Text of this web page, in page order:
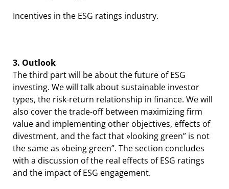
Incentives in the ESG ratings industry.
3. Outlook
The third part will be about the future of ESG
investing. We will talk about sustainable investor
types, the risk-return relationship in finance. We will
also cover the trade-off between maximizing firm
value and implementing other objectives, effects of
divestment, and the fact that »looking green” is not
the same as »being green”. The section concludes
with a discussion of the real effects of ESG ratings
and the impact of ESG engagement.